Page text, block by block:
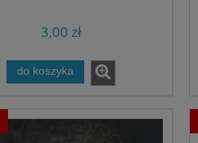
3,00 zł
do koszyka